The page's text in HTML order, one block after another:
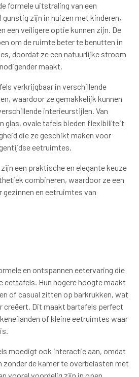
formele uitstraling van een
zijn in huizen met kinderen,
een veiligere optie kunnen zijn. De
om de ruimte beter te benutten in
doordat ze een natuurlijke stroom
maakt.
verkrijgbaar in verschillende
waardoor ze gemakkelijk kunnen
interieurstijlen. Van
glas, ovale tafels bieden flexibiliteit
die ze geschikt maken voor
eetruimtes.
een praktische en elegante keuze
combineren, waardoor ze een
en eetruimtes van
en ontspannen eetervaring die
eettafels. Hun hogere hoogte maakt
of casual zitten op barkrukken, wat
creëert. Dit maakt bartafels perfect
of kleine eetruimtes waar
moedigt ook interactie aan, omdat
zonder de kamer te overbelasten met